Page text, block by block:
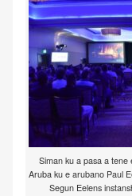
Siman ku a pasa a
Aruba ku e arubano Paul
Segun Eelens